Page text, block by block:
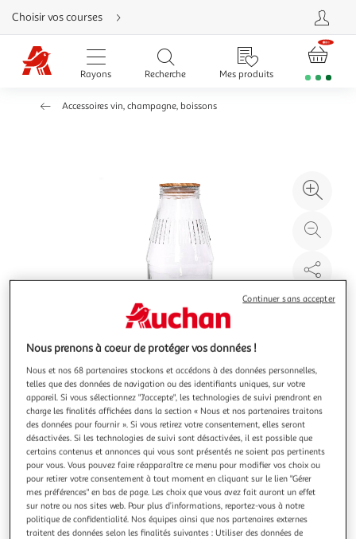
Aller
directement
au
contenu
Aller
directement
Aller
Choisir vos courses
Rayons Recherche Mes produits
Accessoires vin, champagne, boissons
100
%
le
Illustration
précédente
Illustration
suivante
THE HOME DECO FACTORY
Fontaine à boisson couvercle 3,8l transparent
Informations Techniques : Dimensions : L. 32,7 x l. 16,5 x H.
22 cm Matières : Verre & Bambou Spécificités : Pratique &
Tendance Fontaine à Boisson Avec Couvercle Contenance :
3,8 L Facile d'Utilisation Poids : 1,597 kg Couleur :
Transparent
En savoir +
Vendu par Paris Prix
Nous prenons à coeur de protéger vos données !
Nous et nos 68 partenaires stockons et accédons à des données personnelles,
telles que des données de navigation ou des identifiants uniques, sur votre
appareil. Si vous sélectionnez "J'accepte", les technologies de suivi prendront en
charge les finalités affichées dans la section « Nous et nos partenaires traitons
des données pour fournir ». Si vous retirez votre consentement, elles seront
désactivées. Si les technologies de suivi sont désactivées, il est possible que
certains contenus et annonces qui vous sont présentés ne soient pas pertinents
pour vous. Vous pouvez faire réapparaître ce menu pour modifier vos choix ou
pour retirer votre consentement à tout moment en cliquant sur le lien "Gérer
mes préférences" en bas de page. Les choix que vous avez fait auront un effet
sur notre ou nos sites web. Pour plus d’informations, reportez-vous à notre
politique de confidentialité. Nos équipes ainsi que nos partenaires externes
traitent des données selon les finalités suivantes : Utiliser des données de
Continuer sans accepter